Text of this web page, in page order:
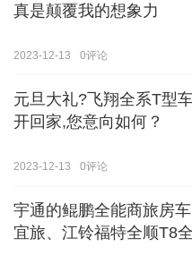
真是颠覆我的想象力
2023-12-13 0评论
元旦大礼?飞翔全系T型
开回家,您意向如何？
2023-12-13 0评论
宇通的鲲鹏全能商旅房
宜旅、江铃福特全顺T8